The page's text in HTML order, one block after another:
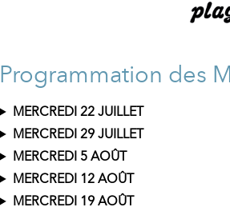
Programmation des
MERCREDI 22 JUILLET
MERCREDI 29 JUILLET
MERCREDI 5 AOÛT
MERCREDI 12 AOÛT
MERCREDI 19 AOÛT